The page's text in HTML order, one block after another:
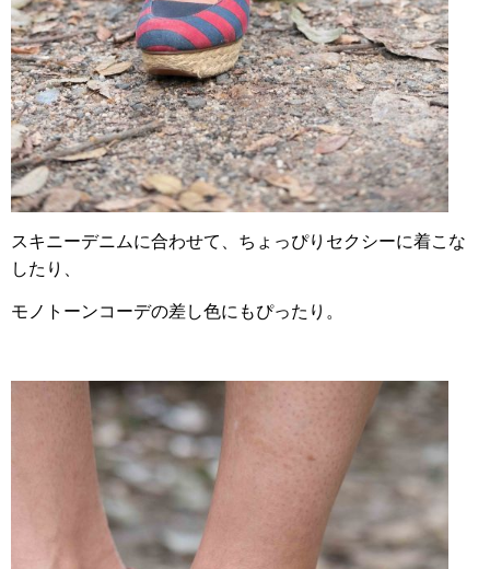
スキニーデニムに合わせて、ちょっぴりセクシーに着こな
したり、
モノトーンコーデの差し色にもぴったり。